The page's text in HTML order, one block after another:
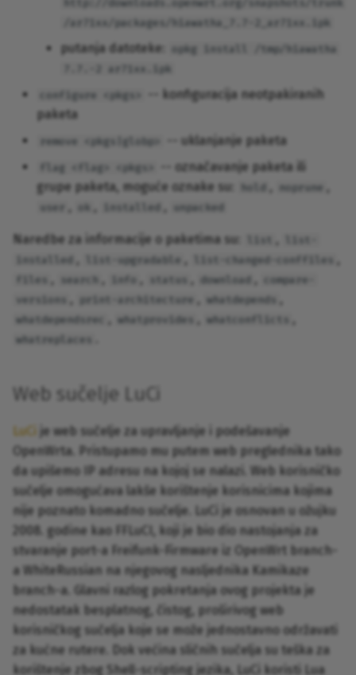
http://downloads.openwrt.org/snapshots/trunk
/ar71xx/packages/hiawatha_7.7-2_ar71xx.ipk
putanja datoteke:
opkg install /tmp/hiawatha
7.7.-2 ar71xx.ipk
configure <pkgs>
-- konfiguracija neotpakiranih
paketa
remove <pkgs|globp> -- uklanjanje paketa
flag <flag> <pkgs>
-- označavanje paketa ili
grupe paketa, moguće oznake su:
hold noprune
user ok installed unpacked
Naredbe za informacije o paketima su: list
list-
installed
list-upgradable list-changed-conffiles
files search info status download
compare-
versions
print-architecture whatdepends
whatdependsrec whatprovides whatconflicts
whatreplaces
Web sučelje LuCi
LuCi
je web sučelje za upravljanje i podešavanje
OpenWrta. Pristupamo mu putem web preglednika tako
da upišemo IP adresu na kojoj se nalazi. Web korisničko
sučelje omogućava lakše korištenje korisnicima kojima
nije poznato komadno sučelje. LuCi je osnovan u ožujku
2008. godine kao FFLuCI, koji je bio dio nastojanja za
stvaranje port-a Freifunk-Firmware iz OpenWrt branch-
a WhiteRussian na njegovog nasljednika Kamikaze
branch-a. Glavni razlog pokretanja ovog projekta je
nedostatak besplatnog, čistog, proširivog web
korisničkog sučelja koje se može jednostavno održavati
za kućne rutere. Dok većina sličnih sučelja su teška za
korištenje zbog Shell-scripting jezika, LuCi koristi Lua